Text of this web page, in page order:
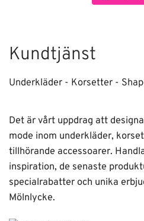
Kundtjänst
Underkläder - Korsetter -
Det är vårt uppdrag att
mode inom underkläder,
tillhörande accessoarer.
inspiration, de senaste
specialrabatter och unika
Mölnlycke.